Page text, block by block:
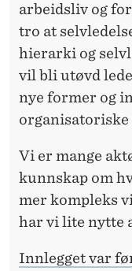
arbeidsliv og
tro at
hierarki og
vil bli utøvd
nye former og
organisatoriske
Vi er mange
kunnskap om
mer kompleks
har vi lite nytte
Innlegget var